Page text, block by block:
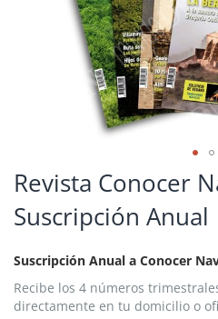
Revista Conocer
Suscripción Anual
Suscripción Anual a Conocer
Recibe los 4 números
directamente en tu domicilio o
Saltar
al
comienzo
de
galería
de
imágenes